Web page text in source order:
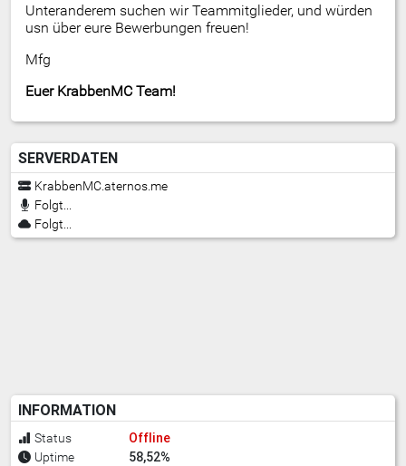
Unteranderem suchen wir Teammitglieder, und würden
usn über eure Bewerbungen freuen!
Mfg
Euer KrabbenMC Team!
SERVERDATEN
KrabbenMC.aternos.me
Folgt...
Folgt...
INFORMATION
Status Offline
Uptime 58,52%